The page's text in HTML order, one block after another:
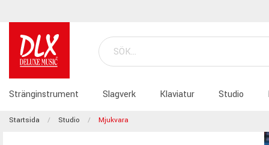
Stränginstrument Slagverk Klaviatur Studio
Startsida Studio Mjukvara